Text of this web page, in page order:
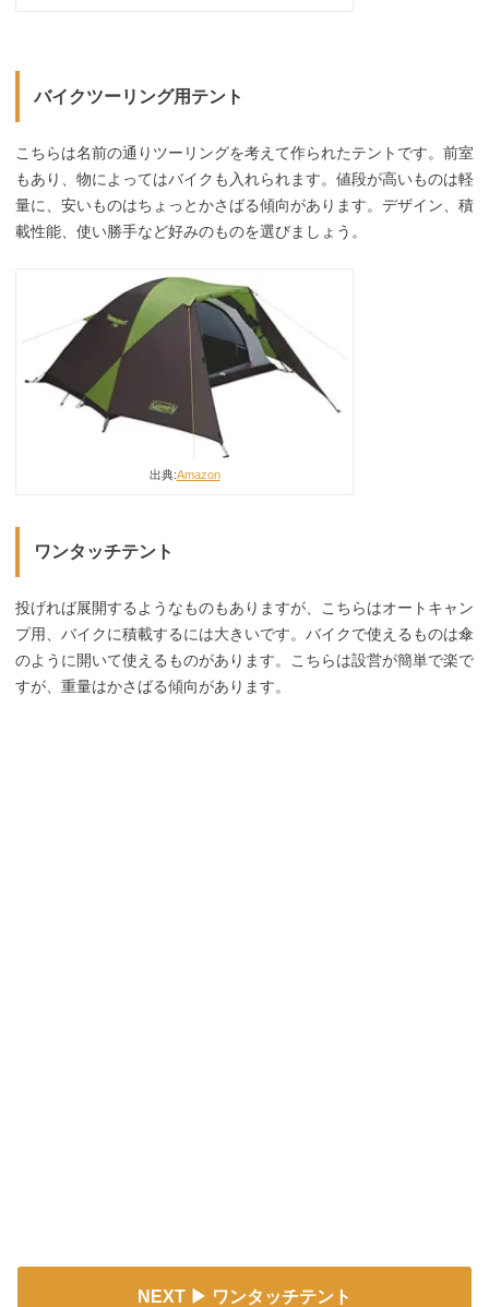
バイクツーリング用テント
こちらは名前の通りツーリングを考えて作られたテントです。前室
もあり、物によってはバイクも入れられます。値段が高いものは軽
量に、安いものはちょっとかさばる傾向があります。デザイン、積
載性能、使い勝手など好みのものを選びましょう。
出典:Amazon
ワンタッチテント
投げれば展開するようなものもありますが、こちらはオートキャン
プ用、バイクに積載するには大きいです。バイクで使えるものは傘
のように開いて使えるものがあります。こちらは設営が簡単で楽で
すが、重量はかさばる傾向があります。
NEXT ワンタッチテント